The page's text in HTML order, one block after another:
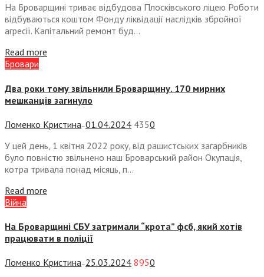
На Броварщині триває відбудова Плосківського ліцею Роботи
відбуваються коштом Фонду ліквідації наслідків збройної
агресії. Капітальний ремонт буд...
Read more
Бровари
Два роки тому звільнили Броварщину. 170 мирних
мешканців загинуло
Ломенко Кристина —01.04.2024 4350
У цей день, 1 квітня 2022 року, від рашистських загарбників
було повністю звільнено наш Броварський район Окупація,
котра тривала понад місяць, п...
Read more
Війна
На Броварщині СБУ затримали “крота” фсб, який хотів
працювати в поліції
Ломенко Кристина— 25.03.2024 8950